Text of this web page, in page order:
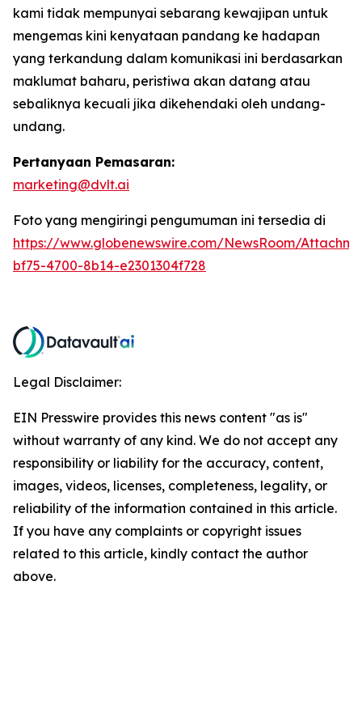
kami tidak mempunyai sebarang kewajipan untuk
mengemas kini kenyataan pandang ke hadapan
yang terkandung dalam komunikasi ini berdasarkan
maklumat baharu, peristiwa akan datang atau
sebaliknya kecuali jika dikehendaki oleh undang-
undang.
Pertanyaan Pemasaran:
marketing@dvlt.ai
Foto yang mengiringi pengumuman ini tersedia di
https://www.globenewswire.com/NewsRoom/
bf75-4700-8b14-e2301304f728
Legal Disclaimer:
EIN Presswire provides this news content "as is"
without warranty of any kind. We do not accept any
responsibility or liability for the accuracy, content,
images, videos, licenses, completeness, legality, or
reliability of the information contained in this article.
If you have any complaints or copyright issues
related to this article, kindly contact the author
above.